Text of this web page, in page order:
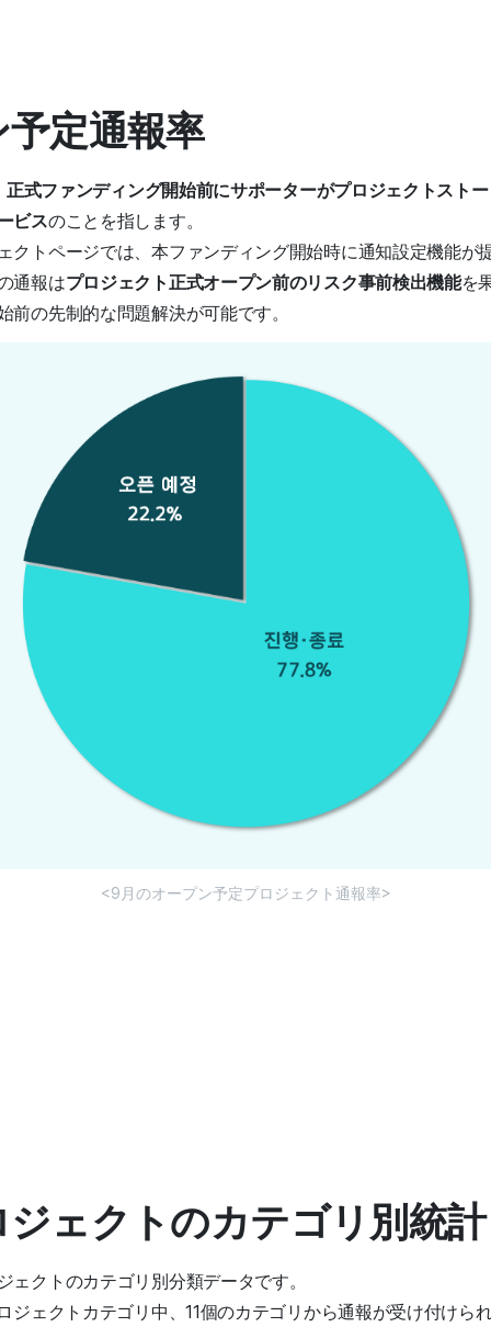
定通報率
正式ファンディング開始前にサポーターがプロジェクトスト
ビスのことを指します。
クトページでは、本ファンディング開始時に通知設定機能が
通報はプロジェクト正式オープン前のリスク事前検出機能を
前の先制的な問題解決が可能です。
<9月のオープン予定プロジェクト通報率>
ェクトのカテゴリ別統計
ェクトのカテゴリ別分類データです。
ジェクトカテゴリ中、11個のカテゴリから通報が受け付けら